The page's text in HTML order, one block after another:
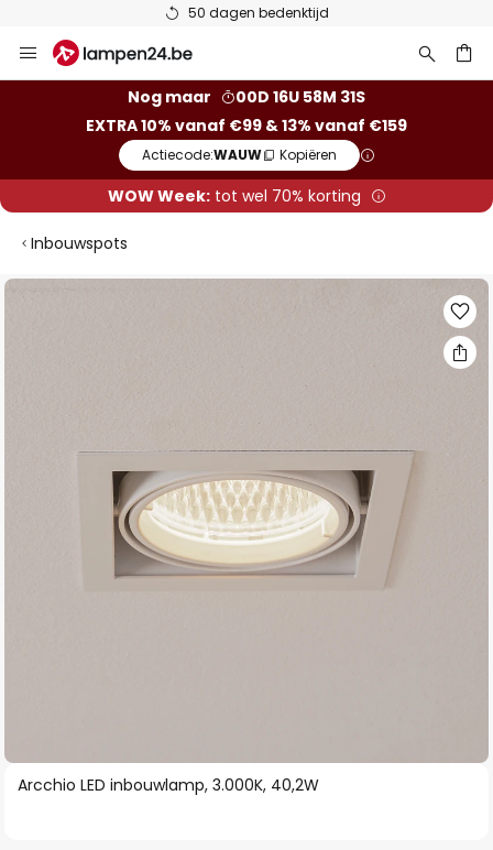
50 dagen bedenktijd
naar
Nog maar
00D 16U 58M 31S
EXTRA 10% vanaf €99 & 13% vanaf €159
Actiecode:WAUW Kopiëren
WOW Week:tot wel 70% korting
Inbouwspots
Ga
afbeeldingen-
Ga
Arcchio LED inbouwlamp, 3.000K, 40,2W